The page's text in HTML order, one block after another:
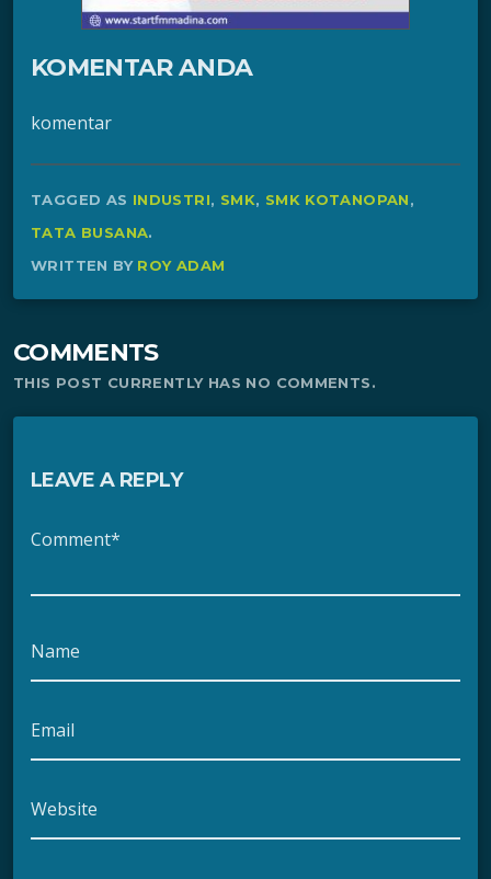
KOMENTAR ANDA
komentar
TAGGED AS INDUSTRI, SMK, SMK KOTANOPAN,
TATA BUSANA.
WRITTEN BY ROY ADAM
COMMENTS
THIS POST CURRENTLY HAS NO COMMENTS.
LEAVE A REPLY
Comment*
Name
Email
Website